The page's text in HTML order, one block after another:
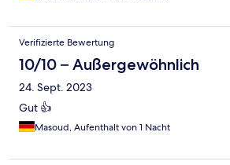
Verifizierte Bewertung
10/10 – Außergewöhnlich
24. Sept. 2023
Gut 👍
Masoud, Aufenthalt von 1 Nacht